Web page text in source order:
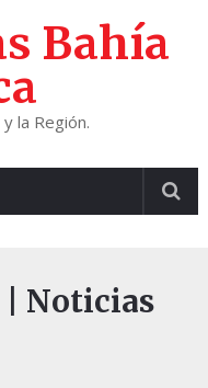
Bahía
la Región.
| Noticias